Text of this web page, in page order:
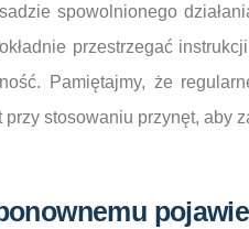
spowolnionego
przestrzegać
Pamiętajmy, że
stosowaniu przynęt, aby